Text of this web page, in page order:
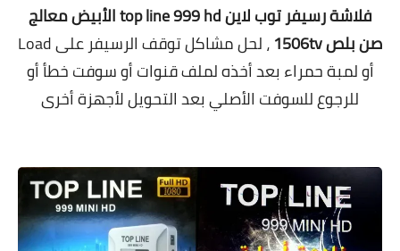
أخبار وتكنولوجيا
أدوات كهربائية
قوالب وشروحات بلوجر
معلومات عامة
فلاشة رسيفر توب لاينtop line 999 hd الأبيض
معالج
صن بلص 1506tv
، لحل مشاكل توقف الرسيفر على Load
أو لمبة حمراء بعدأخذه لملف قنوات أو سوفت خطأ أو
للرجوع للسوفت الأصلي بعد التحويل لأجهزة أخرى